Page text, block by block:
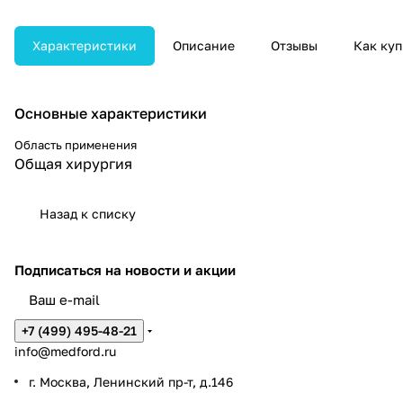
хирургических систем.
Характеристики Описание Отзывы Как
Основные характеристики
Область применения
Общая хирургия
Назад к списку
Подписаться на новости и акции
+7 (499) 495-48-21
info@medford.ru
г. Москва, Ленинский пр-т, д.146